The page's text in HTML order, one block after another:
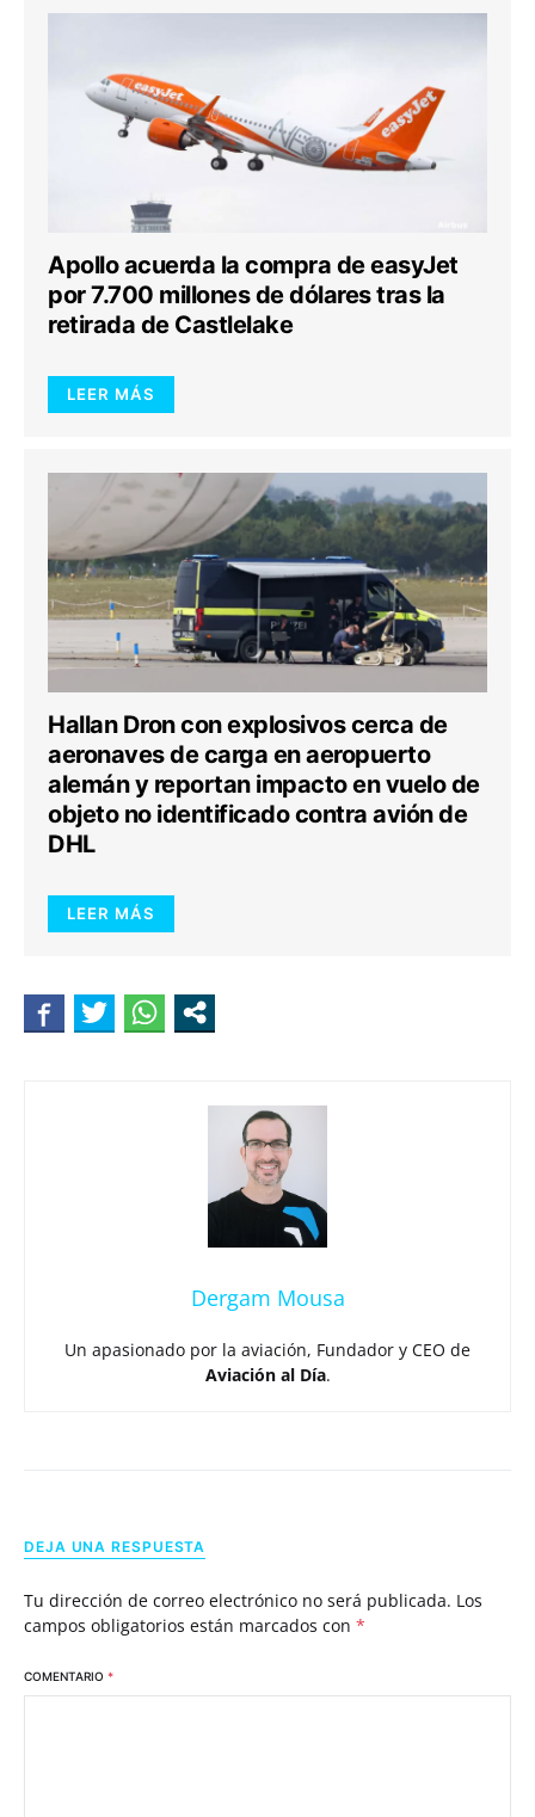
Apollo acuerda la compra de easyJet
por 7.700 millones de dólares tras la
retirada de Castlelake
LEER MÁS
Hallan Dron con explosivos cerca de
aeronaves de carga en aeropuerto
alemán y reportan impacto en vuelo de
objeto no identificado contra avión de
DHL
LEER MÁS
Dergam Mousa
Un apasionado por la aviación, Fundador y CEO de
Aviación al Día.
DEJA UNA RESPUESTA
Tu dirección de correo electrónico no será publicada. Los
campos obligatorios están marcados con *
COMENTARIO *